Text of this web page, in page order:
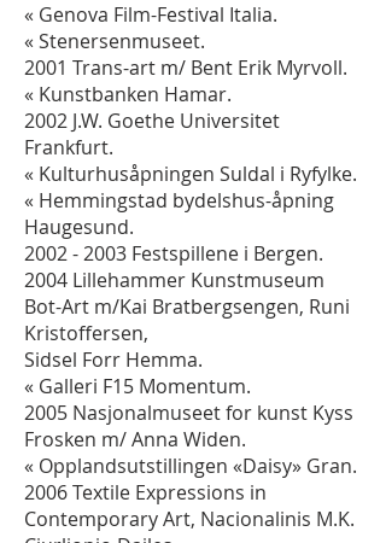
« Genova Film-Festival Italia.
« Stenersenmuseet.
2001 Trans-art m/ Bent Erik Myrvoll.
« Kunstbanken Hamar.
2002 J.W. Goethe Universitet
Frankfurt.
« Kulturhusåpningen Suldal i Ryfylke.
« Hemmingstad bydelshus-åpning
Haugesund.
2002 - 2003 Festspillene i Bergen.
2004 Lillehammer Kunstmuseum
Bot-Art m/Kai Bratbergsengen, Runi
Kristoffersen,
Sidsel Forr Hemma.
« Galleri F15 Momentum.
2005 Nasjonalmuseet for kunst Kyss
Frosken m/ Anna Widen.
« Opplandsutstillingen «Daisy» Gran.
2006 Textile Expressions in
Contemporary Art, Nacionalinis M.K.